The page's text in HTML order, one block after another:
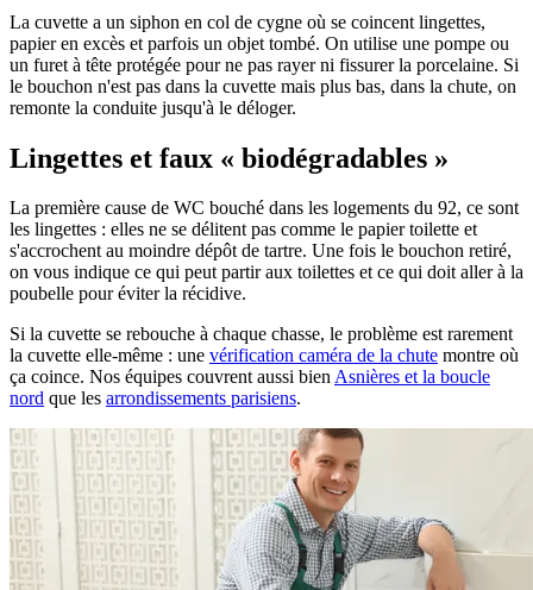
La cuvette a un siphon en col de cygne où se coincent lingettes,
papier en excès et parfois un objet tombé. On utilise une pompe ou
un furet à tête protégée pour ne pas rayer ni fissurer la porcelaine. Si
le bouchon n'est pas dans la cuvette mais plus bas, dans la chute, on
remonte la conduite jusqu'à le déloger.
Lingettes et faux « biodégradables »
La première cause de WC bouché dans les logements du 92, ce sont
les lingettes : elles ne se délitent pas comme le papier toilette et
s'accrochent au moindre dépôt de tartre. Une fois le bouchon retiré,
on vous indique ce qui peut partir aux toilettes et ce qui doit aller à la
poubelle pour éviter la récidive.
Si la cuvette se rebouche à chaque chasse, le problème est rarement
la cuvette elle-même : une vérification caméra de la chute montre où
ça coince. Nos équipes couvrent aussi bienAsnières et la boucle
nord que les arrondissements parisiens.